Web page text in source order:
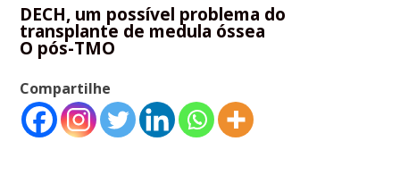
DECH, um possível problema do
transplante de medula óssea
O pós-TMO
Compartilhe